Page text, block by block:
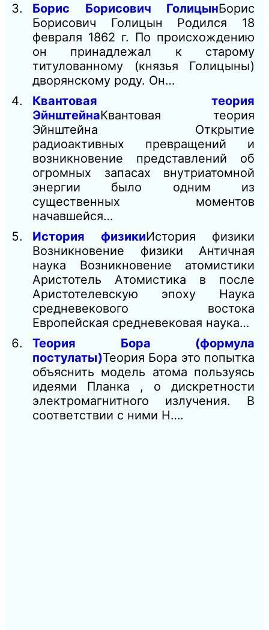
Борис Борисович ГолицынБорис
Борисович Голицын Родился 18
февраля 1862 г. По происхождению
он принадлежал к старому
титулованному (князья Голицыны)
дворянскому роду. Он…
Квантовая теория
ЭйнштейнаКвантовая теория
Эйнштейна Открытие
радиоактивных превращений и
возникновение представлений об
огромных запасах внутриатомной
энергии было одним из
существенных моментов
начавшейся…
История физикиИстория физики
Возникновение физики Античная
наука Возникновение атомистики
Аристотель Атомистика в после
Аристотелевскую эпоху Наука
средневекового востока
Европейская средневековая наука…
Теория Бора (формула
постулаты)Теория Бора это попытка
объяснить модель атома пользуясь
идеями Планка , о дискретности
электромагнитного излучения. В
соответствии с ними Н….